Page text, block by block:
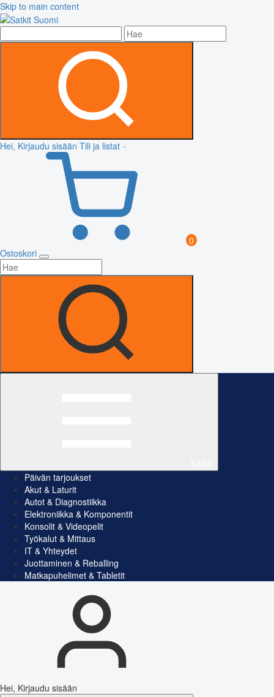
Skip to main content
Hei, Kirjaudu sisään Tili ja listat
0
Ostoskori
Päivän tarjoukset
Akut & Laturit
Autot & Diagnostiikka
Elektroniikka & Komponentit
Konsolit & Videopelit
Työkalut & Mittaus
IT & Yhteydet
Juottaminen & Reballing
Matkapuhelimet & Tabletit
Hei, Kirjaudu sisään